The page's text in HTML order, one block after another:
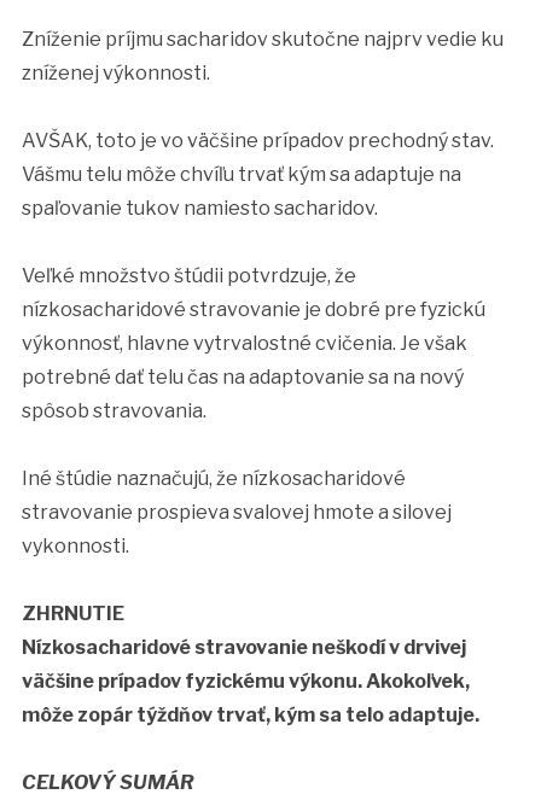
Zníženie príjmu sacharidov skutočne najprv vedie ku
zníženej výkonnosti.
AVŠAK, toto je vo väčšine prípadov prechodný stav.
Vášmu telu môže chvíľu trvať kým sa adaptuje na
spaľovanie tukov namiesto sacharidov.
Veľké množstvo štúdii potvrdzuje, že
nízkosacharidové stravovanie je dobré pre fyzickú
výkonnosť, hlavne vytrvalostné cvičenia. Je však
potrebné dať telu čas na adaptovanie sa na nový
spôsob stravovania.
Iné štúdie naznačujú, že nízkosacharidové
stravovanie prospieva svalovej hmote a silovej
vykonnosti.
ZHRNUTIE
Nízkosacharidové stravovanie neškodí v drvivej
väčšine prípadov fyzickému výkonu. Akokoľvek,
môže zopár týždňov trvať, kým sa telo adaptuje.
CELKOVÝ SUMÁR